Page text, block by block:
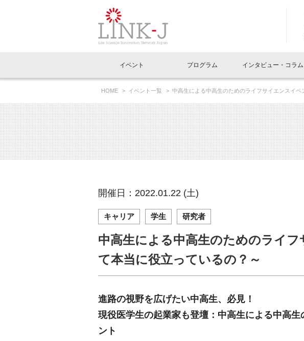
イベントお知らせメール登録
イベント
イベント一覧
LINK-J主催・共催 特別会員開催
LINK-J協賛・協力 出展・参加
プログラム
Out of Box相談室 What's
インタビュー・コラム
インタビュー・コラム一覧
スペシャルインタビュー ベンチャ
連載コラム サポータ
ニュース一覧
トピック プレスリリース
メディア情報 海外関連
協賛・協力
理事長挨拶 Why in
国内外連携 サポータ
組織概要 パンフレ
特別会員一覧 特別会員
専用メニューはこちら
ラウンジ・会議室 オフィス
アクセス
HOME イベント一覧 中高生による中高生のためのライフサイエンスイ
開催日：2022.01.22 (土)
キャリア 学生 研究者
中高生による中高生のためのライ
て本当に役立っているの？～
進路の視野を広げたい中高生、必見！
現役医学生の起業家も登壇：中高生による中高
ント